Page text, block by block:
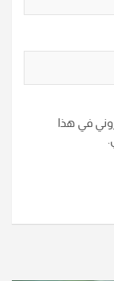
في هذا